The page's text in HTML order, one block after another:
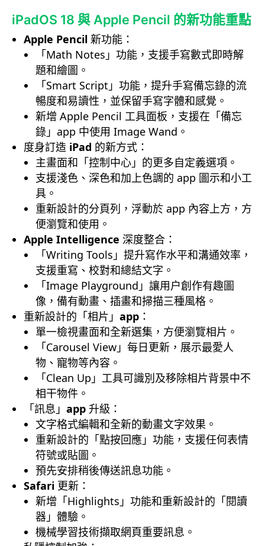
iPadOS 18 與 Apple Pencil 的新功能重點
Apple Pencil 新功能：
「Math Notes」功能，支援手寫數式即時解
題和繪圖。
「Smart Script」功能，提升手寫備忘錄的流
暢度和易讀性，並保留手寫字體和感覺。
新增 Apple Pencil 工具面板，支援在「備忘
錄」app 中使用 Image Wand。
度身訂造 iPad 的新方式：
主畫面和「控制中心」的更多自定義選項。
支援淺色、深色和加上色調的 app 圖示和小工
具。
重新設計的分頁列，浮動於 app 內容上方，方
便瀏覽和使用。
Apple Intelligence 深度整合：
「Writing Tools」提升寫作水平和溝通效率，
支援重寫、校對和總結文字。
「Image Playground」讓用户創作有趣圖
像，備有動畫、插畫和掃描三種風格。
重新設計的「相片」 app ：
單一檢視畫面和全新選集，方便瀏覽相片。
「Carousel View」每日更新，展示最愛人
物、寵物等內容。
「Clean Up」工具可識別及移除相片背景中不
相干物件。
「訊息」 app 升級：
文字格式編輯和全新的動畫文字效果。
重新設計的「點按回應」功能，支援任何表情
符號或貼圖。
預先安排稍後傳送訊息功能。
Safari 更新：
新增「Highlights」功能和重新設計的「閱讀
器」體驗。
機械學習技術擷取網頁重要訊息。